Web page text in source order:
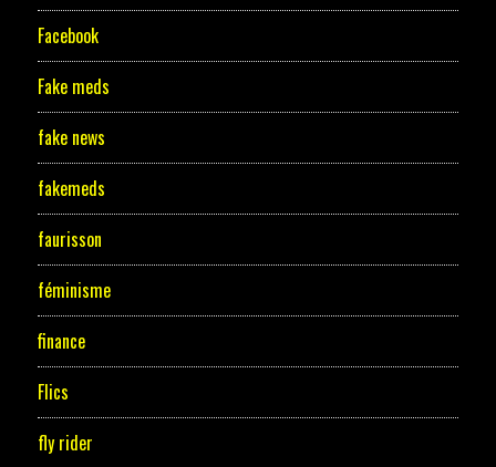
Facebook
Fake meds
fake news
fakemeds
faurisson
féminisme
finance
Flics
fly rider